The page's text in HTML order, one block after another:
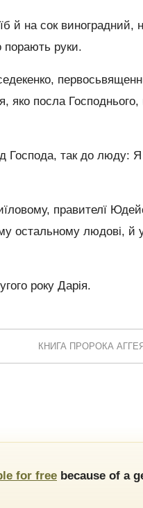
й на сок виноградний,
руки.
яко посла
Господа, так до люду:
правителї
остальному людові, й
року Дарія.
КНИГА ПРОРОКА
for free because of a